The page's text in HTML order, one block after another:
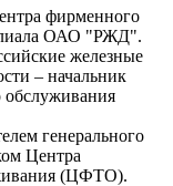
фирменного
ОАО "РЖД".
железные
– начальник
обслуживания
генерального
Центра
(ЦФТО).